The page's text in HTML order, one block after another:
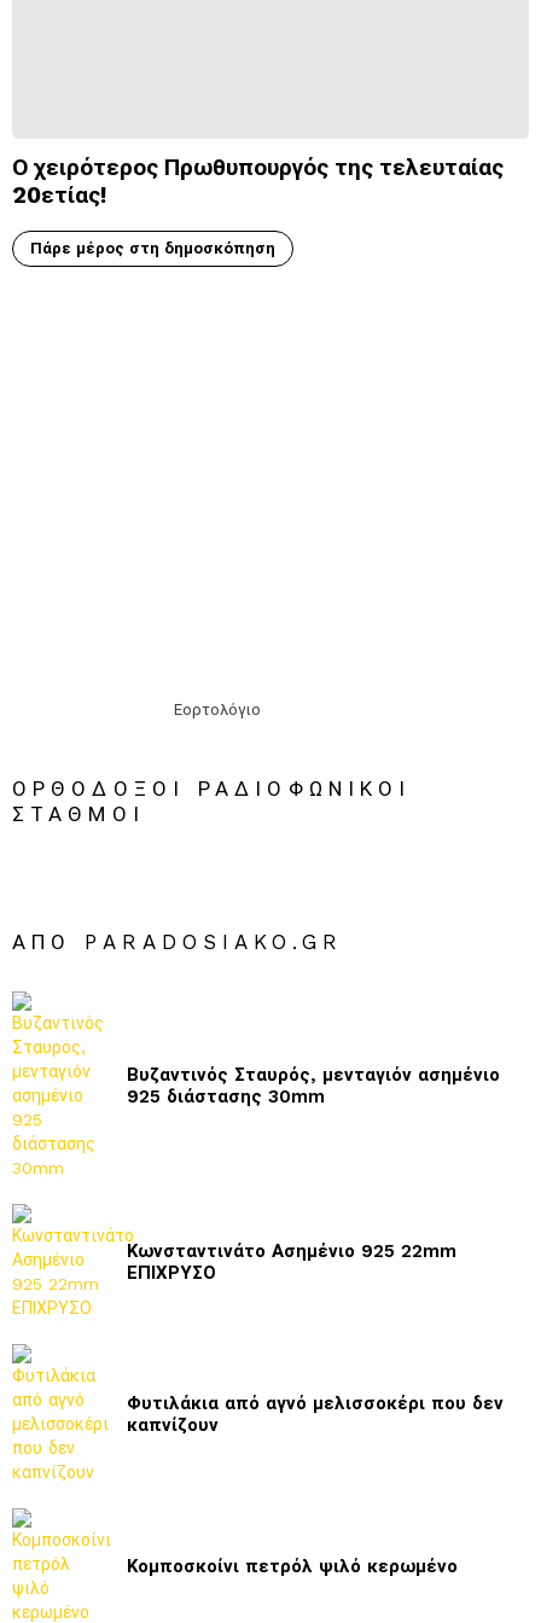
Ο χειρότερος Πρωθυπουργός της τελευταίας
20ετίας!
Πάρε μέρος στη δημοσκόπηση
Εορτολόγιο
ΟΡΘΟΔΟΞΟΙ ΡΑΔΙΟΦΩΝΙΚΟΙ
ΣΤΑΘΜΟΙ
ΑΠΌ PARADOSIAKO.GR
Βυζαντινός Σταυρός, μενταγιόν ασημένιο
925 διάστασης 30mm
Κωνσταντινάτο Ασημένιο 925 22mm
ΕΠΙΧΡΥΣΟ
Φυτιλάκια από αγνό μελισσοκέρι που δεν
καπνίζουν
Κομποσκοίνι πετρόλ ψιλό κερωμένο